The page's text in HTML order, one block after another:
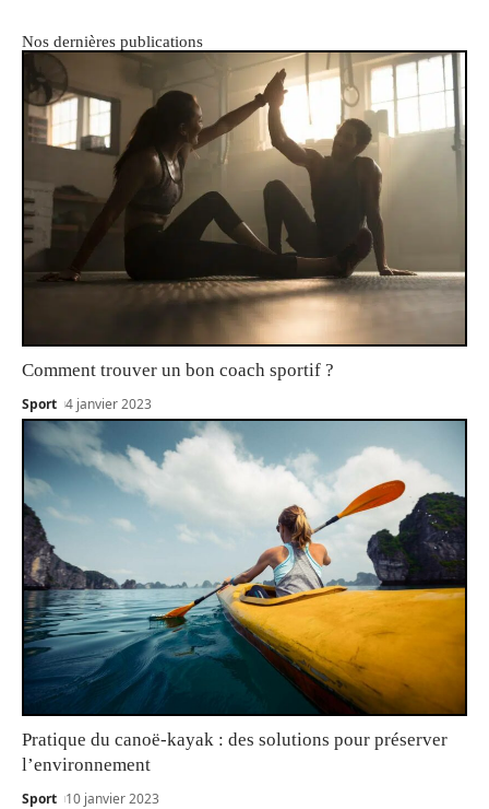
Nos dernières publications
Comment trouver un bon coach sportif ?
Sport 4 janvier 2023
Pratique du canoë-kayak : des solutions pour préserver
l’environnement
Sport 10 janvier 2023